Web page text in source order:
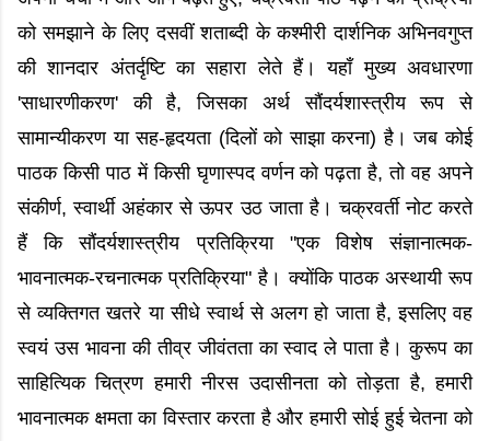
को समझाने के लिए दसवीं शताब्दी के कश्मीरी दार्शनिक अभिनवगुप्त
की शानदार अंतर्दृष्टि का सहारा लेते हैं। यहाँ मुख्य अवधारणा
'साधारणीकरण' की है, जिसका अर्थ सौंदर्यशास्त्रीय रूप से
सामान्यीकरण या सह-हृदयता (दिलों को साझा करना) है। जब कोई
पाठक किसी पाठ में किसी घृणास्पद वर्णन को पढ़ता है, तो वह अपने
संकीर्ण, स्वार्थी अहंकार से ऊपर उठ जाता है। चक्रवर्ती नोट करते
हैं कि सौंदर्यशास्त्रीय प्रतिक्रिया "एक विशेष संज्ञानात्मक-
भावनात्मक-रचनात्मक प्रतिक्रिया" है। क्योंकि पाठक अस्थायी रूप
से व्यक्तिगत खतरे या सीधे स्वार्थ से अलग हो जाता है, इसलिए वह
स्वयं उस भावना की तीव्र जीवंतता का स्वाद ले पाता है। कुरूप का
साहित्यिक चित्रण हमारी नीरस उदासीनता को तोड़ता है, हमारी
भावनात्मक क्षमता का विस्तार करता है और हमारी सोई हुई चेतना को